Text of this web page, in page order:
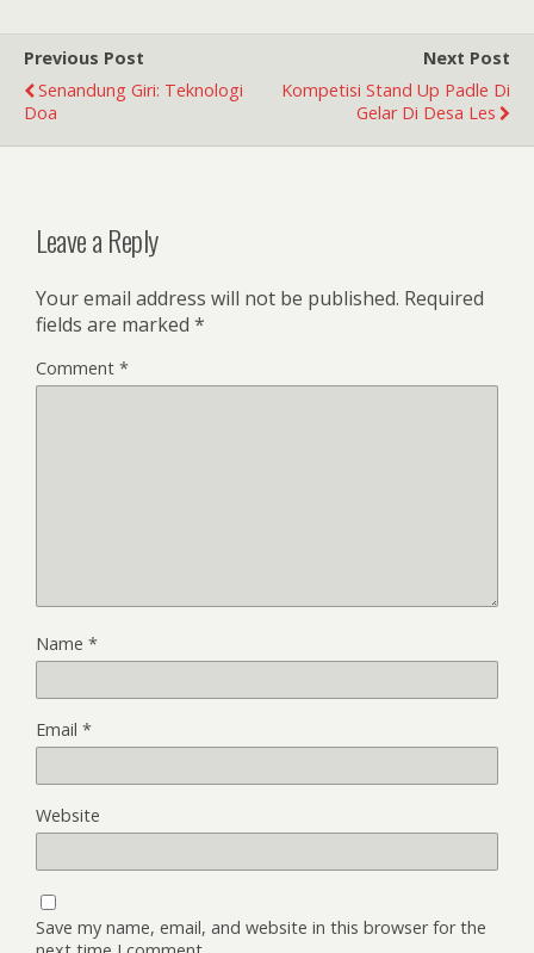
Previous Post
Senandung Giri: Teknologi
Doa
Next Post
Kompetisi Stand Up Padle Di
Gelar Di Desa Les
Leave a Reply
Your email address will not be published. Required
fields are marked *
Comment *
Name *
Email *
Website
Save my name, email, and website in this browser for the